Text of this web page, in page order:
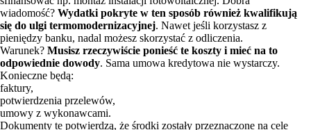
wiadomość? Wydatki pokryte w ten sposób również kwalifikują
się do ulgi termomodernizacyjnej. Nawet jeśli korzystasz z
pieniędzy banku, nadal możesz skorzystać z odliczenia.
Warunek? Musisz rzeczywiście ponieść te koszty i mieć na to
odpowiednie dowody. Sama umowa kredytowa nie wystarczy.
Konieczne będą:
faktury,
potwierdzenia przelewów,
umowy z wykonawcami.
Dokumenty te potwierdzą, że środki zostały przeznaczone na cele